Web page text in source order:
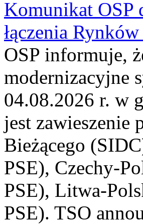
Komunikat OSP
łączenia
OSP informuje,
modernizacyjne
04.08.2026 r. w
jest zawieszenie
Bieżącego
PSE), Czechy-
PSE), Litwa-
PSE). TSO